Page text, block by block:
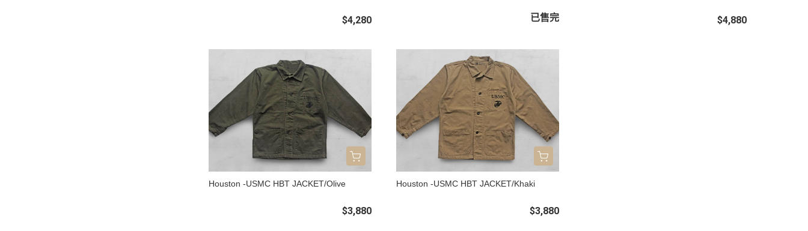
$4,280 已售完 $4,880
Houston -USMC HBT JACKET/Olive
$3,880
Houston -USMC HBT JACKET/Khaki
$3,880